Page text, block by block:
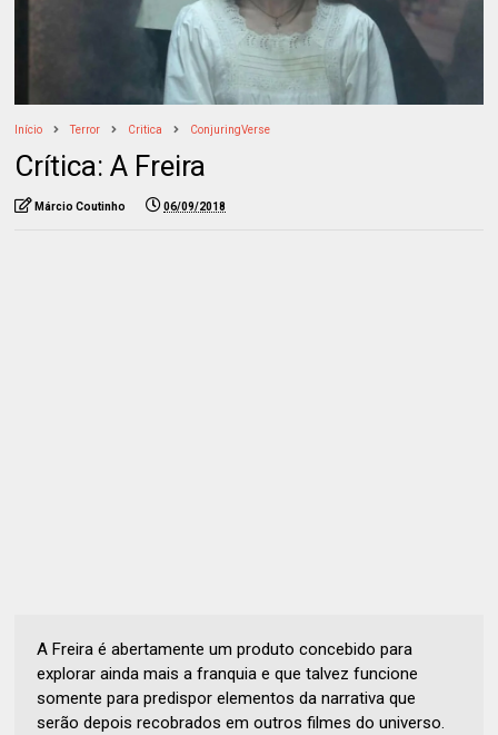
Início Terror Critica ConjuringVerse
Crítica: A Freira
Márcio Coutinho 06/09/2018
A Freira é abertamente um produto concebido para
explorar ainda mais a franquia e que talvez funcione
somente para predispor elementos da narrativa que
serão depois recobrados em outros filmes do universo.